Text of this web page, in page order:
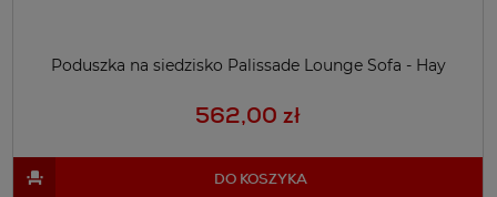
Poduszka na siedzisko Palissade Lounge Sofa - Hay
562,00 zł
DO KOSZYKA